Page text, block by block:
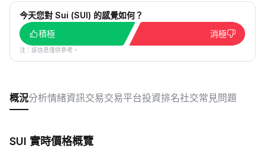
今天您對 Sui (SUI) 的感覺如何？
積極
消極
注：該信息僅供參考。
概況分析情緒資訊交易交易平台投資排名社交常見問題
SUI 實時價格概覽